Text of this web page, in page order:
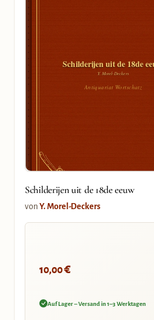
Schilderijen uit de 18de
Y. Morel-Deckers
Antiquariat Wortschatz
Schilderijen uit de 18de eeuw
von Y. Morel-Deckers
10,00€
Auf Lager – Versand in 1–3 Werktagen